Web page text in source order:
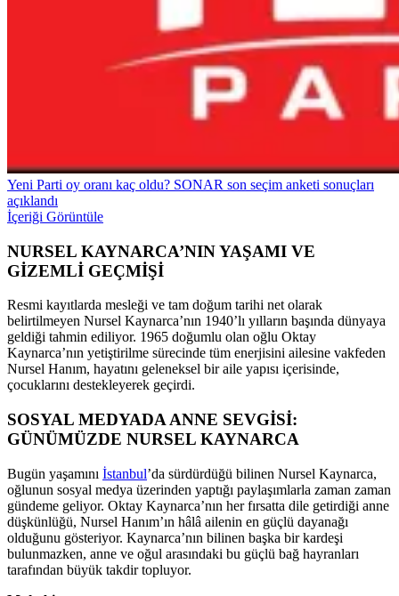
Yeni Parti oy oranı kaç oldu? SONAR son seçim anketi sonuçları
açıklandı
İçeriği Görüntüle
NURSEL KAYNARCA’NIN YAŞAMI VE
GİZEMLİ GEÇMİŞİ
Resmi kayıtlarda mesleği ve tam doğum tarihi net olarak
belirtilmeyen Nursel Kaynarca’nın 1940’lı yılların başında dünyaya
geldiği tahmin ediliyor. 1965 doğumlu olan oğlu Oktay
Kaynarca’nın yetiştirilme sürecinde tüm enerjisini ailesine vakfeden
Nursel Hanım, hayatını geleneksel bir aile yapısı içerisinde,
çocuklarını destekleyerek geçirdi.
SOSYAL MEDYADA ANNE SEVGİSİ:
GÜNÜMÜZDE NURSEL KAYNARCA
Bugün yaşamını İstanbul’da sürdürdüğü bilinen Nursel Kaynarca,
oğlunun sosyal medya üzerinden yaptığı paylaşımlarla zaman zaman
gündeme geliyor. Oktay Kaynarca’nın her fırsatta dile getirdiği anne
düşkünlüğü, Nursel Hanım’ın hâlâ ailenin en güçlü dayanağı
olduğunu gösteriyor. Kaynarca’nın bilinen başka bir kardeşi
bulunmazken, anne ve oğul arasındaki bu güçlü bağ hayranları
tarafından büyük takdir topluyor.